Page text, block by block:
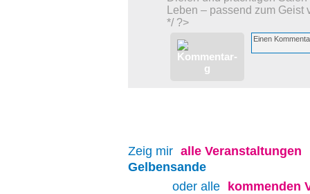
Leben – passend zum Geist
*/ ?>
Zeig mir alle Veranstaltungen
Gelbensande
oder alle
kommenden